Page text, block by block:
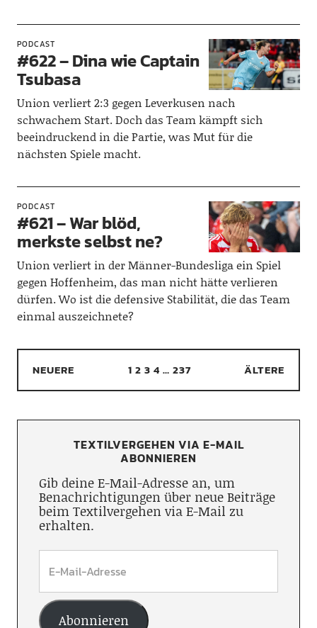
PODCAST
#622 – Dina wie Captain
Tsubasa
Union verliert 2:3 gegen Leverkusen nach
schwachem Start. Doch das Team kämpft sich
beeindruckend in die Partie, was Mut für die
nächsten Spiele macht.
PODCAST
#621 – War blöd,
merkste selbst ne?
Union verliert in der Männer-Bundesliga ein Spiel
gegen Hoffenheim, das man nicht hätte verlieren
dürfen. Wo ist die defensive Stabilität, die das Team
einmal auszeichnete?
NEUERE 1 2 3 4 … 237 ÄLTERE
TEXTILVERGEHEN VIA E-MAIL
ABONNIEREN
Gib deine E-Mail-Adresse an, um
Benachrichtigungen über neue Beiträge
beim Textilvergehen via E-Mail zu
erhalten.
Abonnieren